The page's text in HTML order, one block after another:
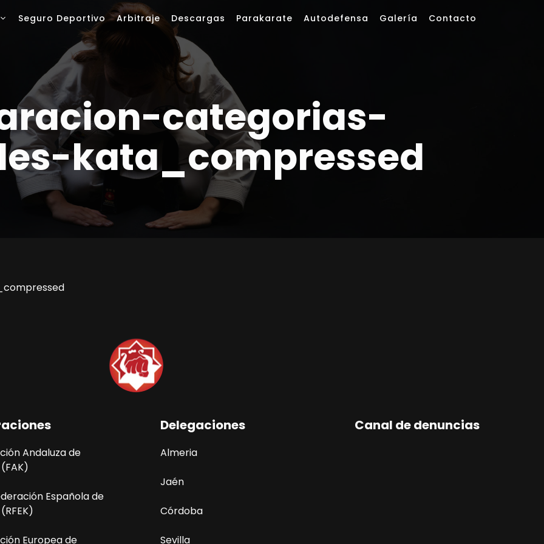
Seguro Deportivo Arbitraje Descargas Parakarate Autodefensa Galería Contacto
categorias-
kata_compressed
Andaluza de
Española de
Europea de
Delegaciones
Almeria
Jaén
Córdoba
Sevilla
Canal de denuncias